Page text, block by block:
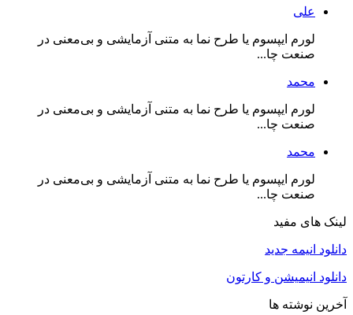
علی
لورم ایپسوم یا طرح‌ نما به متنی آزمایشی و بی‌معنی در
صنعت چا...
محمد
لورم ایپسوم یا طرح‌ نما به متنی آزمایشی و بی‌معنی در
صنعت چا...
محمد
لورم ایپسوم یا طرح‌ نما به متنی آزمایشی و بی‌معنی در
صنعت چا...
لینک های مفید
دانلود انیمه جدید
دانلود انیمیشن و کارتون
آخرین نوشته ها